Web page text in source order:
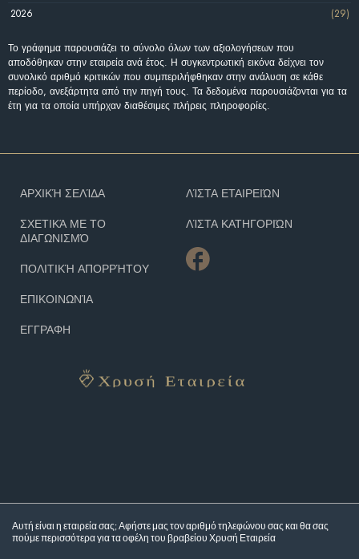
2026
(29)
Το γράφημα παρουσιάζει το σύνολο όλων των αξιολογήσεων που
αποδόθηκαν στην εταιρεία ανά έτος. Η συγκεντρωτική εικόνα δείχνει τον
συνολικό αριθμό κριτικών που συμπεριλήφθηκαν στην ανάλυση σε κάθε
περίοδο, ανεξάρτητα από την πηγή τους. Τα δεδομένα παρουσιάζονται για τα
έτη για τα οποία υπήρχαν διαθέσιμες πλήρεις πληροφορίες.
Αυτή είναι η εταιρεία σας; Αφήστε μας τον αριθμό τηλεφώνου σας και θα σας
πούμε περισσότερα για ταοφέλη του βραβείου Χρυσή Εταιρεία
ΑΡΧΙΚΉ ΣΕΛΊΔΑ
ΣΧΕΤΙΚΆ ΜΕ ΤΟ
ΔΙΑΓΩΝΙΣΜΌ
ΠΟΛΙΤΙΚΉ ΑΠΟΡΡΉΤΟΥ
ΕΠΙΚΟΙΝΩΝΊΑ
ΕΓΓΡΑΦΗ
ΛΊΣΤΑ ΕΤΑΙΡΕΙΏΝ
ΛΊΣΤΑ ΚΑΤΗΓΟΡΙΏΝ